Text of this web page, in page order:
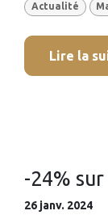
Actualité
Lire la
-24%
26 janv. 2024